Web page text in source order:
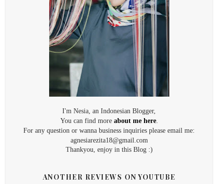
I'm Nesia, an Indonesian Blogger,
You can find more about me here.
For any question or wanna business inquiries please email me:
agnesiarezita18@gmail.com
Thankyou, enjoy in this Blog :)
ANOTHER REVIEWS ON YOUTUBE